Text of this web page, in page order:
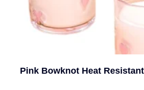
Pink Bowknot Heat